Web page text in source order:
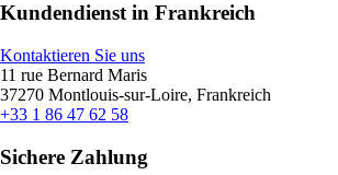
Kundendienst in Frankreich
Kontaktieren Sie uns
11 rue Bernard Maris
37270 Montlouis-sur-Loire, Frankreich
+33 1 86 47 62 58
Sichere Zahlung